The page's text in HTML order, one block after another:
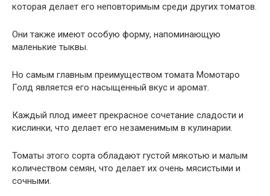
которая делает его неповторимым среди других томатов.
Они также имеют особую форму, напоминающую
маленькие тыквы.
Но самым главным преимуществом томата Момотаро
Голд является его насыщенный вкус и аромат.
Каждый плод имеет прекрасное сочетание сладости и
кислинки, что делает его незаменимым в кулинарии.
Томаты этого сорта обладают густой мякотью и малым
количеством семян, что делает их очень мясистыми и
сочными.